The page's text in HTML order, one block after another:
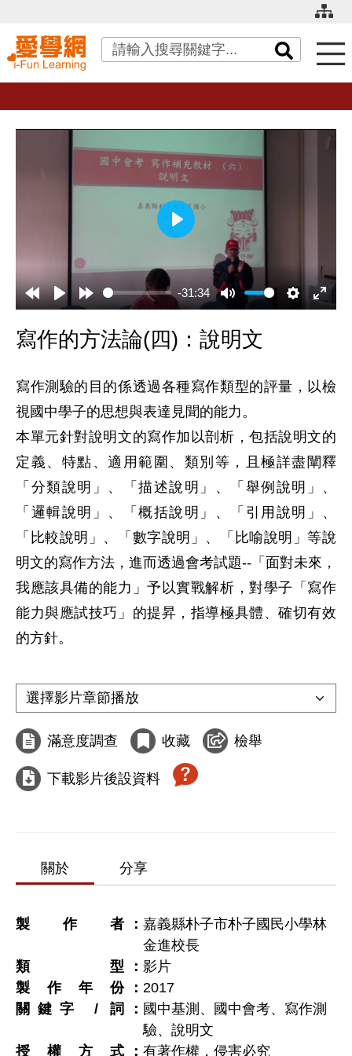
關鍵字搜尋
-31:34
播
放
寫作的方法論(四)：說明文
寫作測驗的目的係透過各種寫作類型的評量，以檢
視國中學子的思想與表達見聞的能力。
本單元針對說明文的寫作加以剖析，包括說明文的
定義、特點、適用範圍、類別等，且極詳盡闡釋
「分類說明」、「描述說明」、「舉例說明」、
「邏輯說明」、「概括說明」、「引用說明」、
「比較說明」、「數字說明」、「比喻說明」等說
明文的寫作方法，進而透過會考試題--「面對未來，
我應該具備的能力」予以實戰解析，對學子「寫作
能力與應試技巧」的提昇，指導極具體、確切有效
的方針。
滿意度調查 收藏 檢舉
下載影片後設資料
關於 分享
製作者
嘉義縣朴子市朴子國民小學林
金進校長
類型
影片
製作年份
2017
關鍵字 / 詞
國中基測、國中會考、寫作測
驗、說明文
授權方式
有著作權，侵害必究